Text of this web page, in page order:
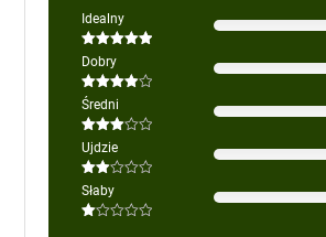
Idealny
Oceniono
Dobry
Oceniono
Średni
Oceniono
na 5
Ujdzie
Oceniono
5
Słaby